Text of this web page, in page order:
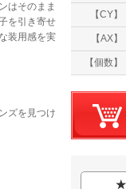
はそのまま
を引き寄せ
装用感を実
ズを見つけ
【CY】
【AX】
【個数】
★